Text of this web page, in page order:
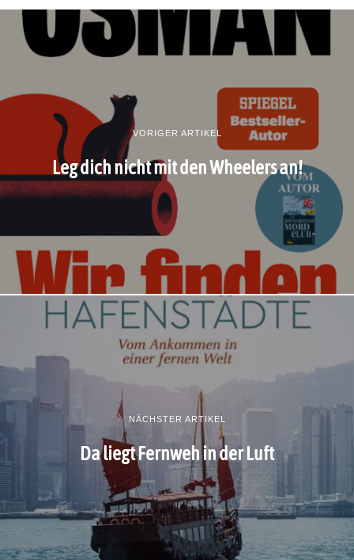
VORIGER ARTIKEL
Leg dich nicht mit den Wheelers an!
NÄCHSTER ARTIKEL
Da liegt Fernweh in der Luft